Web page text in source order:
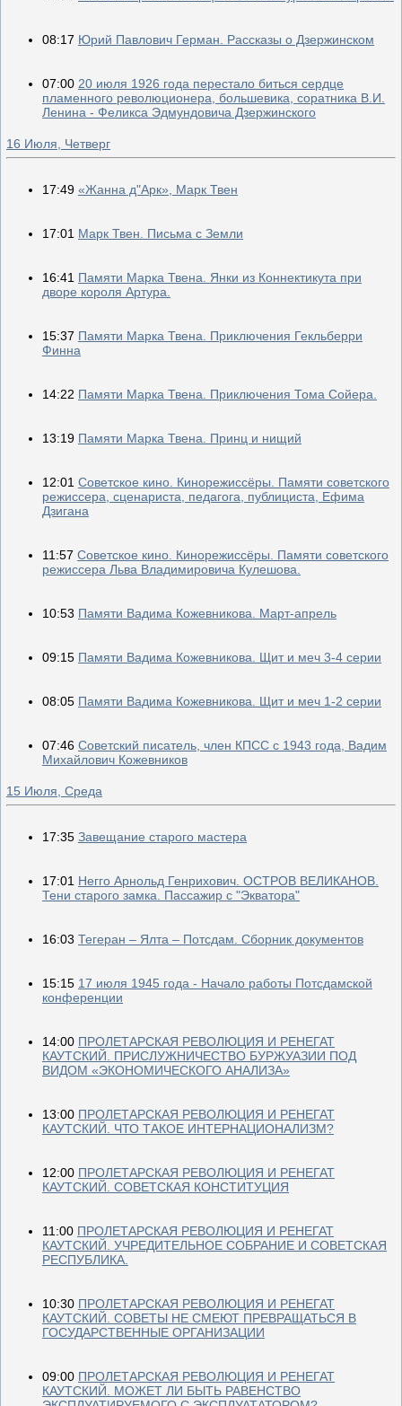
08:17 Юрий Павлович Герман. Рассказы о Дзержинском
07:00 20 июля 1926 года перестало биться сердце
пламенного революционера, большевика, соратника В.И.
Ленина - Феликса Эдмундовича Дзержинского
16 Июля, Четверг
17:49 «Жанна д"Арк», Марк Твен
17:01 Марк Твен. Письма с Земли
16:41 Памяти Марка Твена. Янки из Коннектикута при
дворе короля Артура.
15:37 Памяти Марка Твена. Приключения Гекльберри
Финна
14:22 Памяти Марка Твена. Приключения Тома Сойера.
13:19 Памяти Марка Твена. Принц и нищий
12:01 Советское кино. Кинорежиссёры. Памяти советского
режиссера, сценариста, педагога, публициста, Ефима
Дзигана
11:57 Советское кино. Кинорежиссёры. Памяти советского
режиссера Льва Владимировича Кулешова.
10:53 Памяти Вадима Кожевникова. Март-апрель
09:15 Памяти Вадима Кожевникова. Щит и меч 3-4 серии
08:05 Памяти Вадима Кожевникова. Щит и меч 1-2 серии
07:46 Советский писатель, член КПСС с 1943 года, Вадим
Михайлович Кожевников
15 Июля, Среда
17:35 Завещание старого мастера
17:01 Негго Арнольд Генрихович. ОСТРОВ ВЕЛИКАНОВ.
Тени старого замка. Пассажир с "Экватора"
16:03 Тегеран – Ялта – Потсдам. Сборник документов
15:15 17 июля 1945 года - Начало работы Потсдамской
конференции
14:00 ПРОЛЕТАРСКАЯ РЕВОЛЮЦИЯ И РЕНЕГАТ
КАУТСКИЙ. ПРИСЛУЖНИЧЕСТВО БУРЖУАЗИИ ПОД
ВИДОМ «ЭКОНОМИЧЕСКОГО АНАЛИЗА»
13:00 ПРОЛЕТАРСКАЯ РЕВОЛЮЦИЯ И РЕНЕГАТ
КАУТСКИЙ. ЧТО ТАКОЕ ИНТЕРНАЦИОНАЛИЗМ?
12:00 ПРОЛЕТАРСКАЯ РЕВОЛЮЦИЯ И РЕНЕГАТ
КАУТСКИЙ. СОВЕТСКАЯ КОНСТИТУЦИЯ
11:00 ПРОЛЕТАРСКАЯ РЕВОЛЮЦИЯ И РЕНЕГАТ
КАУТСКИЙ. УЧРЕДИТЕЛЬНОЕ СОБРАНИЕ И СОВЕТСКАЯ
РЕСПУБЛИКА.
10:30 ПРОЛЕТАРСКАЯ РЕВОЛЮЦИЯ И РЕНЕГАТ
КАУТСКИЙ. СОВЕТЫ НЕ СМЕЮТ ПРЕВРАЩАТЬСЯ В
ГОСУДАРСТВЕННЫЕ ОРГАНИЗАЦИИ
09:00 ПРОЛЕТАРСКАЯ РЕВОЛЮЦИЯ И РЕНЕГАТ
КАУТСКИЙ. МОЖЕТ ЛИ БЫТЬ РАВЕНСТВО